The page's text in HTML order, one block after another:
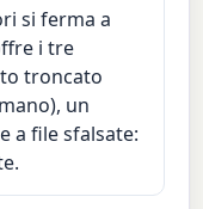
si ferma a
i tre
troncato
un
a file sfalsate: